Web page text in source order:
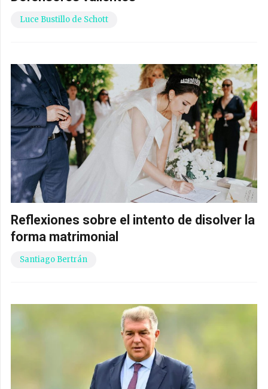
Luce Bustillo de Schott
Reflexiones sobre el intento de disolver la
forma matrimonial
Santiago Bertrán